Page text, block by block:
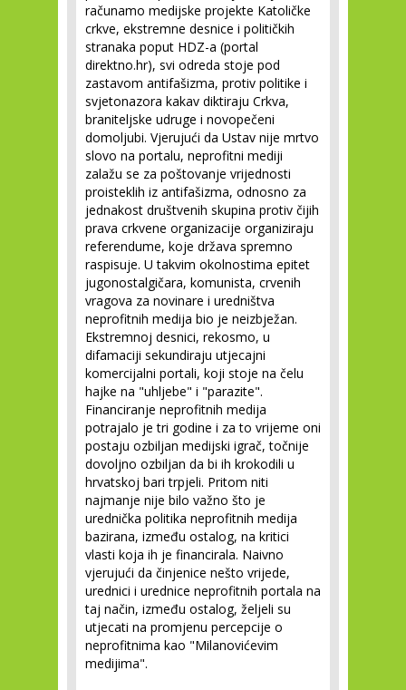
računamo medijske projekte Katoličke
crkve, ekstremne desnice i političkih
stranaka poput HDZ-a (portal
direktno.hr), svi odreda stoje pod
zastavom antifašizma, protiv politike i
svjetonazora kakav diktiraju Crkva,
braniteljske udruge i novopečeni
domoljubi. Vjerujući da Ustav nije mrtvo
slovo na portalu, neprofitni mediji
zalažu se za poštovanje vrijednosti
proisteklih iz antifašizma, odnosno za
jednakost društvenih skupina protiv čijih
prava crkvene organizacije organiziraju
referendume, koje država spremno
raspisuje. U takvim okolnostima epitet
jugonostalgičara, komunista, crvenih
vragova za novinare i uredništva
neprofitnih medija bio je neizbježan.
Ekstremnoj desnici, rekosmo, u
difamaciji sekundiraju utjecajni
komercijalni portali, koji stoje na čelu
hajke na "uhljebe" i "parazite".
Financiranje neprofitnih medija
potrajalo je tri godine i za to vrijeme oni
postaju ozbiljan medijski igrač, točnije
dovoljno ozbiljan da bi ih krokodili u
hrvatskoj bari trpjeli. Pritom niti
najmanje nije bilo važno što je
urednička politika neprofitnih medija
bazirana, između ostalog, na kritici
vlasti koja ih je financirala. Naivno
vjerujući da činjenice nešto vrijede,
urednici i urednice neprofitnih portala na
taj način, između ostalog, željeli su
utjecati na promjenu percepcije o
neprofitnima kao "Milanovićevim
medijima".